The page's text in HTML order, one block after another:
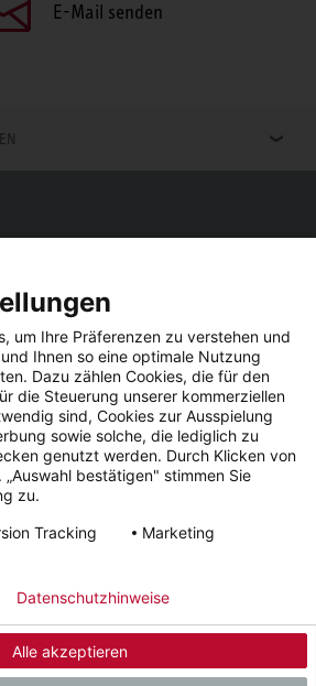
E-Mail senden
Mit STIEBEL ELTRON kein Problem.
Datenschutz Lieferfristen
YouTube LinkedIn
ELTRON GmbH & Co. KG (DE)
um Ihre Präferenzen zu verstehen und
Ihnen so eine optimale Nutzung
Dazu zählen Cookies, die für den
die Steuerung unserer kommerziellen
sind, Cookies zur Ausspielung
sowie solche, die lediglich zu
genutzt werden. Durch Klicken von
bestätigen" stimmen Sie
zu.
Tracking
Marketing
Alle akzeptieren
Datenschutzhinweise